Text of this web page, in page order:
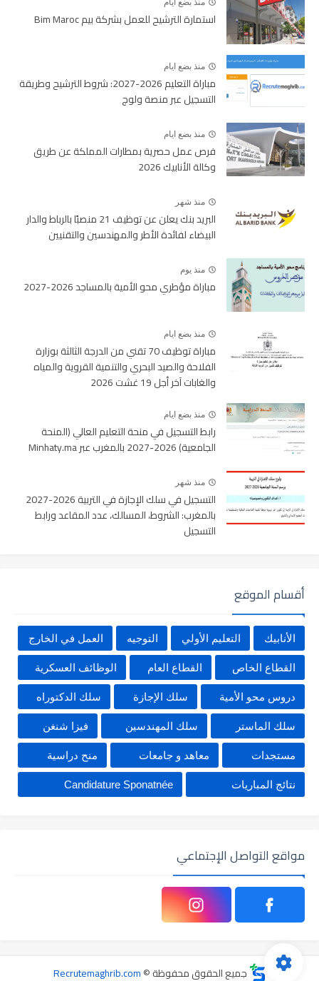
منذ بضع ايام
استمارة الترشيح للعمل بشركة بيم Bim Maroc
منذ بضع ايام
مباراة التعليم 2026-2027: شروط الترشيح وطريقة
التسجيل عبر منصة ولوج
منذ بضع ايام
فرص عمل حصرية بمطارات المملكة عن طريق
وكالة الأنابيك 2026
منذ شهر
البريد بنك يعلن عن توظيف 21 منصبًا بالرباط والدار
البيضاء لفائدة الأطر والمهندسين والتقنيين
منذ يوم
مباراة مؤطري محو الأمية بالمساجد 2026-2027
منذ بضع ايام
مباراة توظيف 70 تقني من الدرجة الثالثة بوزارة
الفلاحة والصيد البحري والتنمية القروية والمياه
والغابات آخر أجل 19 غشت 2026
منذ بضع ايام
رابط التسجيل في منحة التعليم العالي (المنحة
الجامعية) 2026-2027 بالمغرب عبر Minhaty.ma
منذ شهر
التسجيل في سلك الإجازة في التربية 2026-2027
بالمغرب: الشروط، المسالك، عدد المقاعد ورابط
التسجيل
أقسام الموقع
الأنابيك التعليم الأولي التوجيه العمل في الخارج
القطاع الخاص القطاع العام الوظائف العسكرية
دروس محو الأمية سلك الإجازة سلك الدكتوراه
سلك الماستر سلك المهندسين فيزا شنغن
مستجدات معاهد و جامعات منح دراسية
نتائج المباريات Candidature Sponatnée
مواقع التواصل الإجتماعي
جميع الحقوق محفوظة ©Recrutemaghrib.com